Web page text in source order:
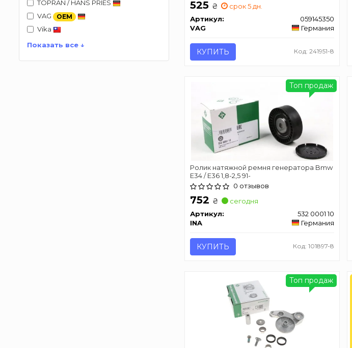
TOPRAN / HANS PRIES
VAG
OEM
Vika
Показать все ↓
525 ₴
срок 5 дн.
Артикул:
059145350
VAG
Германия
КУПИТЬ Код: 241951-8
Ролик натяжной ремня генератора Bmw
E34 / E36 1,8-2,5 91-
0 отзывов
752 ₴
сегодня
Артикул:
532 0001 10
INA
Германия
КУПИТЬ Код: 101897-8
Топ продаж
Топ продаж